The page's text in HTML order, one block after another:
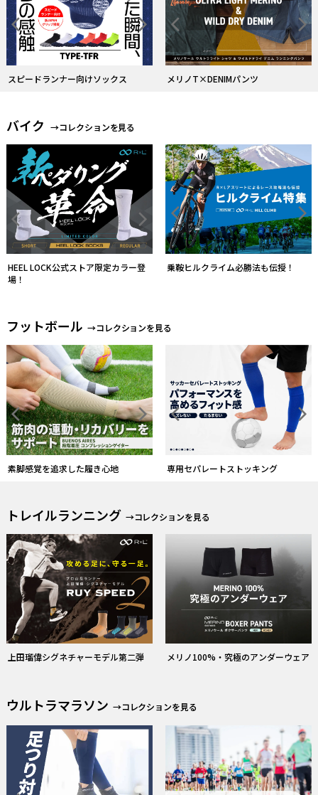
バイク →コレクションを見る
R×L バイクソックスのフラッグシッ
プモデル
FITグローブレビューキャンペーン中
フットボール→コレクションを見る
形状・厚さから自分のモデルを選ぶ
ソックスとストッキングを一体化す
る
トレイルランニング→コレクションを見る
上田瑠偉シグネチャーモデル第二弾 メリノ100%・究極のアンダーウェア
ウルトラマラソン→コレクションを見る
【1cm刻み】究極の素足感覚
ウルトラマラソン着用＆携行アイテ
ム選びのポイント